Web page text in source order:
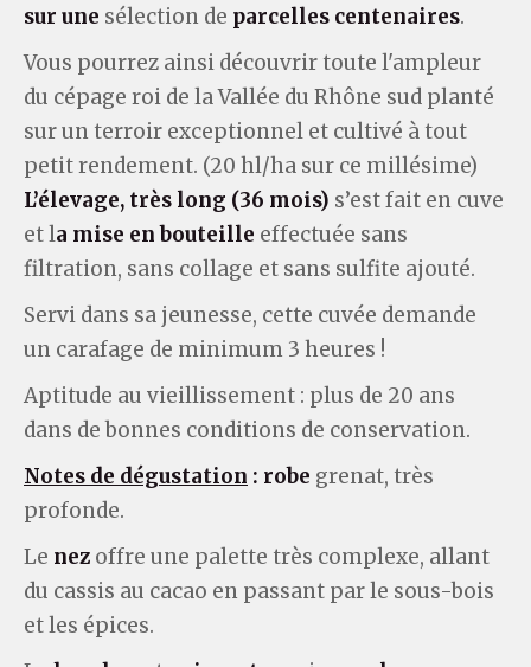
sur une sélection de parcelles centenaires.
Vous pourrez ainsi découvrir toute l'ampleur
du cépage roi de la Vallée du Rhône sud planté
sur un terroir exceptionnel et cultivé à tout
petit rendement. (20 hl/ha sur ce millésime)
L’élevage, très long (36 mois) s’est fait en cuve
et la mise en bouteille effectuée sans
filtration, sans collage et sans sulfite ajouté.
Servi dans sa jeunesse, cette cuvée demande
un carafage de minimum 3 heures !
Aptitude au vieillissement : plus de 20 ans
dans de bonnes conditions de conservation.
Notes de dégustation : robe grenat, très
profonde.
Le nez offre une palette très complexe, allant
du cassis au cacao en passant par le sous-bois
et les épices.